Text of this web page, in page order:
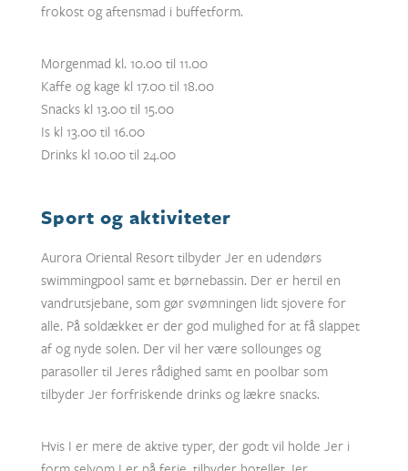
frokost og aftensmad i buffetform.
Morgenmad kl. 10.00 til 11.00
Kaffe og kage kl 17.00 til 18.00
Snacks kl 13.00 til 15.00
Is kl 13.00 til 16.00
Drinks kl 10.00 til 24.00
Sport og aktiviteter
Aurora Oriental Resort tilbyder Jer en udendørs
swimmingpool samt et børnebassin. Der er hertil en
vandrutsjebane, som gør svømningen lidt sjovere for
alle. På soldækket er der god mulighed for at få slappet
af og nyde solen. Der vil her være sollounges og
parasoller til Jeres rådighed samt en poolbar som
tilbyder Jer forfriskende drinks og lækre snacks.
Hvis I er mere de aktive typer, der godt vil holde Jer i